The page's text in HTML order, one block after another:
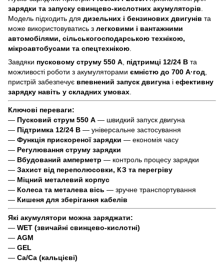
зарядки та запуску свинцево-кислотних акумуляторів
Модель підходить для дизельних і бензинових двигунів та
може використовуватись з легковими і вантажними
автомобілями, сільськогосподарською технікою,
мікроавтобусами та спецтехнікою
Завдяки пусковому струму 550 А підтримці 12/24 В та
можливості роботи з акумуляторами ємністю до 700 А·год
пристрій забезпечує впевнений запуск двигуна і ефективну
зарядку навіть у складних умовах
Ключові переваги:
— Пусковий струм 550 А — швидкий запуск двигуна
— Підтримка 12/24 В — універсальне застосування
— Функція прискореної зарядки — економія часу
— Регулювання струму зарядки
— Вбудований амперметр — контроль процесу зарядки
— Захист від переполюсовки, КЗ та перегріву
— Міцний металевий корпус
— Колеса та металева вісь — зручне транспортування
— Кишеня для зберігання кабелів
Які акумулятори можна заряджати:
— WET (звичайні свинцево-кислотні)
— AGM
— GEL
— Ca/Ca (кальцієві)